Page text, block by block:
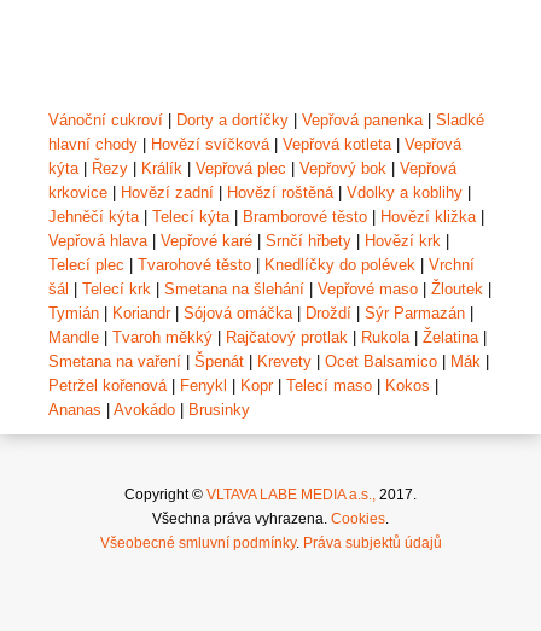
Vánoční cukroví Dorty a dortíčky Vepřová panenka| Sladké
hlavní chody
Hovězí svíčková| Vepřová kotleta| Vepřová
kýta| Řezy Králík Vepřová plec Vepřový bok
Vepřová
krkovice
Hovězí zadní Hovězí roštěná| Vdolky a koblihy
Jehněčí kýta| Telecí kýta| Bramborové těsto Hovězí kližka|
Vepřová hlava| Vepřové karé Srnčí hřbety Hovězí krk
Telecí plec
Tvarohové těsto Knedlíčky do polévek
Vrchní
šál
Telecí krk Smetana na šlehání Vepřové maso Žloutek
Tymián
Koriandr| Sójová omáčka| Droždí Sýr Parmazán
Mandle
Tvaroh měkký Rajčatový protlak Rukola| Želatina|
Smetana na vaření
Špenát Krevety Ocet Balsamico Mák
Petržel kořenová| Fenykl Kopr| Telecí maso Kokos
Ananas
Avokádo Brusinky
Copyright © VLTAVA LABE MEDIA a.s., 2017.
Všechna práva vyhrazena. Cookies.
Všeobecné smluvní podmínky. Práva subjektů údajů